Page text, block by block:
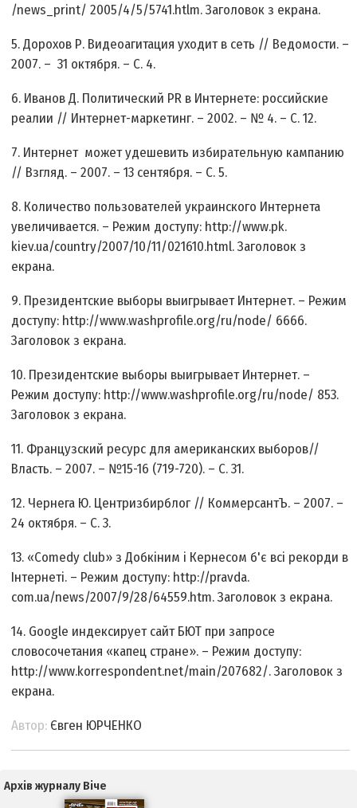
/news_print/ 2005/4/5/5741.htlm. Заголовок з екрана.
5. Дорохов Р. Видеоагитация уходит в сеть // Ведомости. –
2007. – 31 октября. – С. 4.
6. Иванов Д. Политический PR в Интернете: российские
реалии // Интернет-маркетинг. – 2002. – № 4. – С. 12.
7. Интернет может удешевить избирательную кампанию
// Взгляд. – 2007. – 13 сентября. – С. 5.
8. Количество пользователей украинского Интернета
увеличивается. – Режим доступу: http://www.pk.
kiev.ua/country/2007/10/11/021610.html. Заголовок з
екрана.
9. Президентские выборы выигрывает Интернет. – Режим
доступу: http://www.washprofile.org/ru/node/ 6666.
Заголовок з екрана.
10. Президентские выборы выигрывает Интернет. –
Режим доступу: http://www.washprofile.org/ru/node/ 853.
Заголовок з екрана.
11. Французский ресурс для американских выборов//
Власть. – 2007. – №15-16 (719-720). – С. 31.
12. Чернега Ю. Центризбирблог // КоммерсантЪ. – 2007. –
24 октября. – С. 3.
13. «Comedy club» з Добкіним і Кернесом б'є всі рекорди в
Інтернеті. – Режим доступу: http://pravda.
com.ua/news/2007/9/28/64559.htm. Заголовок з екрана.
14. Google индексирует сайт БЮТ при запросе
словосочетания «капец стране». – Режим доступу:
http://www.korrespondent.net/main/207682/. Заголовок з
екрана.
Автор: Євген ЮРЧЕНКО
Архів журналу Віче